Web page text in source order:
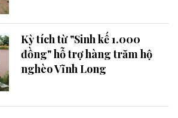
Kỳ tích từ "Sinh kế 1.000
đồng" hỗ trợ hàng trăm hộ
nghèo Vĩnh Long